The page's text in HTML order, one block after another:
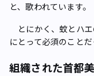
と、歌われています。
とにかく、蚊とハ
にとって必須のことだ
組織された首都